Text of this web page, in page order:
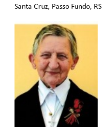
Santa Cruz, Passo Fundo, RS